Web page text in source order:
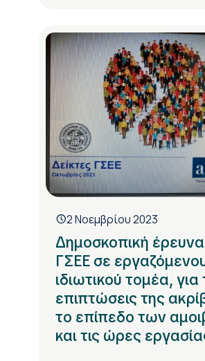
2 Νοεμβρίου 2023
Δημοσκοπική
ΓΣΕΕ σε
ιδιωτικού τομέα, για
επιπτώσεις της
το επίπεδο των
και τις ώρες